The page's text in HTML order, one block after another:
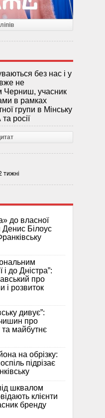
без нас і у
не
Черниш, учасник
в рамках
групи в Мінську
росії
тижні
до власної
Денис Білоус
до Дністра”:
про
і розвиток
дивує”:
про
майбутнє
на обрізку:
підрізає
шквалом
клієнти
бренду